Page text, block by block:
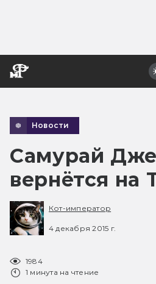
Новости
Самурай
вернётся на
Кот-император
4 декабря 2015 г.
1984
1 минута на чтение